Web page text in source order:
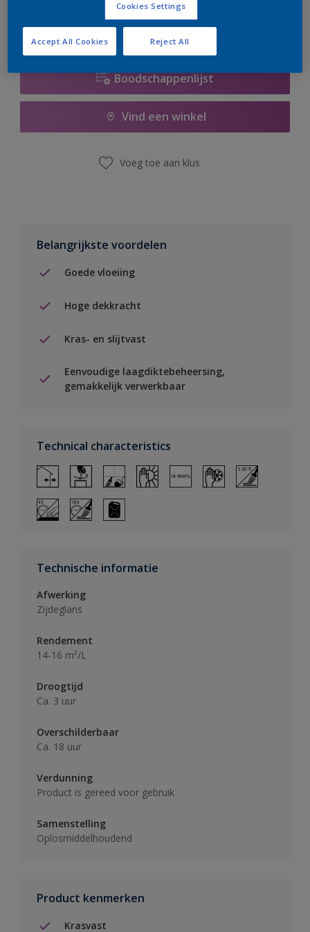
Boodschappenlijst
Vind een winkel
Voeg toe aan klus
Belangrijkste voordelen
Goede vloeiing
Hoge dekkracht
Kras- en slijtvast
Eenvoudige laagdiktebeheersing,
gemakkelijk verwerkbaar
Technical characteristics
Technische informatie
Afwerking
Zijdeglans
Rendement
14-16 m²/L
Droogtijd
Ca. 3 uur
Overschilderbaar
Ca. 18 uur
Verdunning
Product is gereed voor gebruik
Samenstelling
Oplosmiddelhoudend
Product kenmerken
Krasvast
Cookies Settings
Reject All
Accept All Cookies